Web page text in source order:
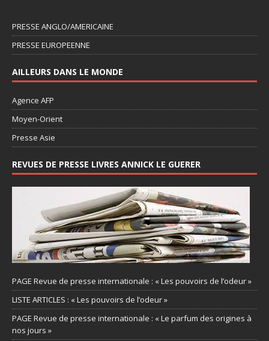
PRESSE ANGLO/AMERICAINE
PRESSE EUROPEENNE
AILLEURS DANS LE MONDE
Agence AFP
Moyen-Orient
Presse Asie
REVUES DE PRESSE LIVRES ANNICK LE GUERER
PAGE Revue de presse internationale : « Les pouvoirs de l’odeur »
LISTE ARTICLES : « Les pouvoirs de l’odeur »
PAGE Revue de presse internationale : « Le parfum des origines à
nos jours »